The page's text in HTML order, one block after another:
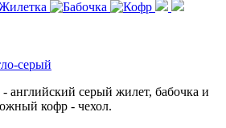
серый
английский серый жилет, бабочка и
кофр - чехол.